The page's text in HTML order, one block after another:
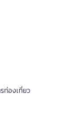
ท่องเที่ยว